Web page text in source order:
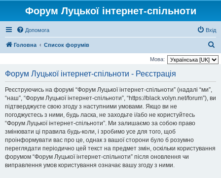
Форум Луцької інтернет-спільноти
Допомога Вхід
Головна Список форумів
о
Мова:
Форум Луцької інтернет-спільноти - Реєстрація
Реєструючись на форумі “Форум Луцької інтернет-спільноти” (надалі “ми”,
“наш”, “Форум Луцької інтернет-спільноти”, “https://black.volyn.net/forum”), ви
підтверджуєте свою згоду з наступними умовами. Якщо ви не
погоджуєтесь з ними, будь ласка, не заходьте і/або не користуйтесь
“Форум Луцької інтернет-спільноти”. Ми залишаємо за собою право
змінювати ці правила будь-коли, і зробимо усе для того, щоб
проінформувати вас про це, однак з вашої сторони було б розумно
переглядати періодично цей текст на предмет змін, оскільки користування
форумом “Форум Луцької інтернет-спільноти” після оновлення чи
виправлення умов користування означає вашу згоду з ними.